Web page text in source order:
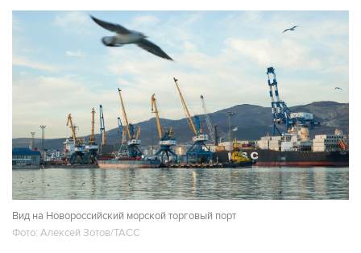
Вид на Новороссийский морской торговый порт
Фото: Алексей Зотов/ТАСС